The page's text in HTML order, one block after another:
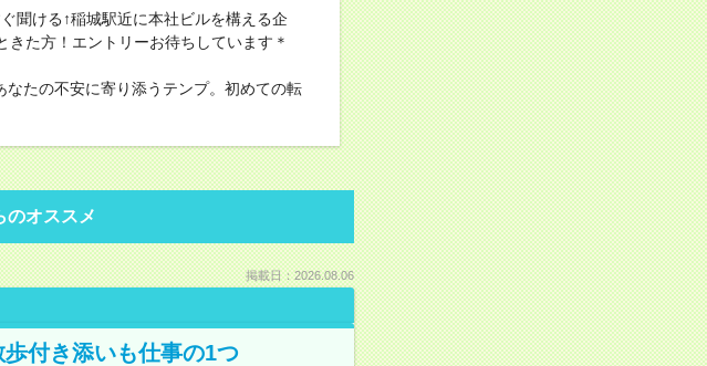
聞ける↑稲城駅近に本社ビルを構える企
た方！エントリーお待ちしています＊
たの不安に寄り添うテンプ。初めての転
のオススメ
掲載日：2026.08.06
付き添いも仕事の1つ